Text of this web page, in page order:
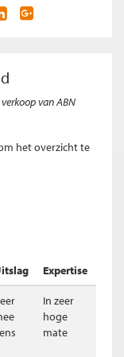
om als
te vangen met een
expert)
van ABN
het overzicht te
Expertise
In zeer
hoge
mate